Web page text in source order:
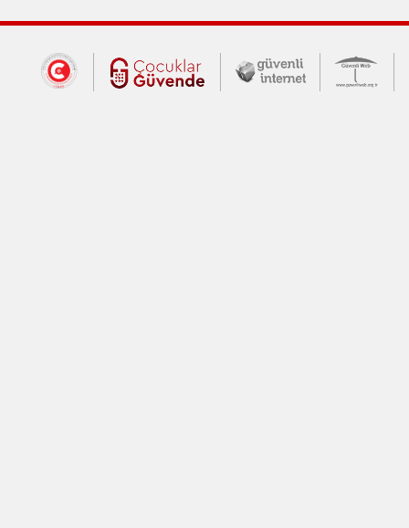
Dış Bağlantılar
Cumhurbaşkanlığı İletişim Merkezi
Çocuklar Güvende (yeni
Güvenli